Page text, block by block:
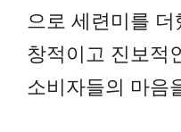
으로 세련미를
창적이고 진보적
소비자들의 마음